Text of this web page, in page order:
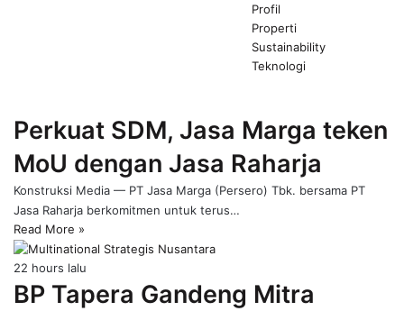
Profil
Properti
Sustainability
Teknologi
page
Perkuat SDM, Jasa Marga teken
MoU dengan Jasa Raharja
Konstruksi Media — PT Jasa Marga (Persero) Tbk. bersama PT
Jasa Raharja berkomitmen untuk terus…
Read More »
22 hours lalu
BP Tapera Gandeng Mitra